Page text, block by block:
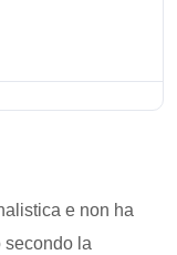
e non ha
secondo la